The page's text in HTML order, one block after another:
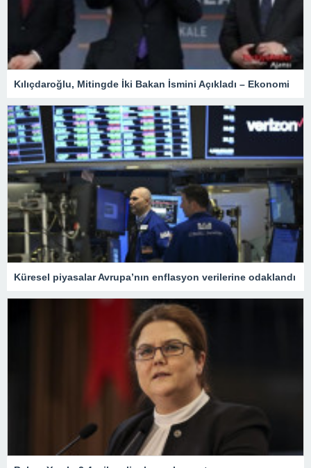
Kılıçdaroğlu, Mitingde İki Bakan İsmini Açıkladı – Ekonomi
Küresel piyasalar Avrupa’nın enflasyon verilerine odaklandı